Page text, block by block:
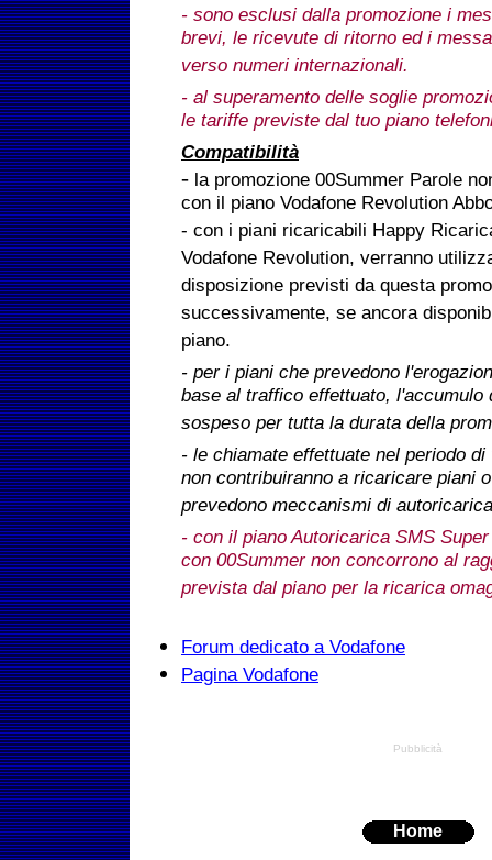
- sono esclusi dalla promozione i
brevi, le ricevute di ritorno ed i
verso numeri internazionali.
- al superamento delle soglie
le tariffe previste dal tuo piano
Compatibilità
- la promozione 00Summer Parole
con il piano Vodafone Revolution
- con i piani ricaricabili Happy
Vodafone Revolution, verranno
disposizione previsti da questa
successivamente, se ancora
piano.
- per i piani che prevedono
base al traffico effettuato,
sospeso per tutta la durata della
- le chiamate effettuate nel periodo
non contribuiranno a ricaricare piani
prevedono meccanismi di
- con il piano Autoricarica SMS
con 00Summer non concorrono al
prevista dal piano per la ricarica
Forum dedicato a Vodafone
Pagina Vodafone
Pubblicità
Home